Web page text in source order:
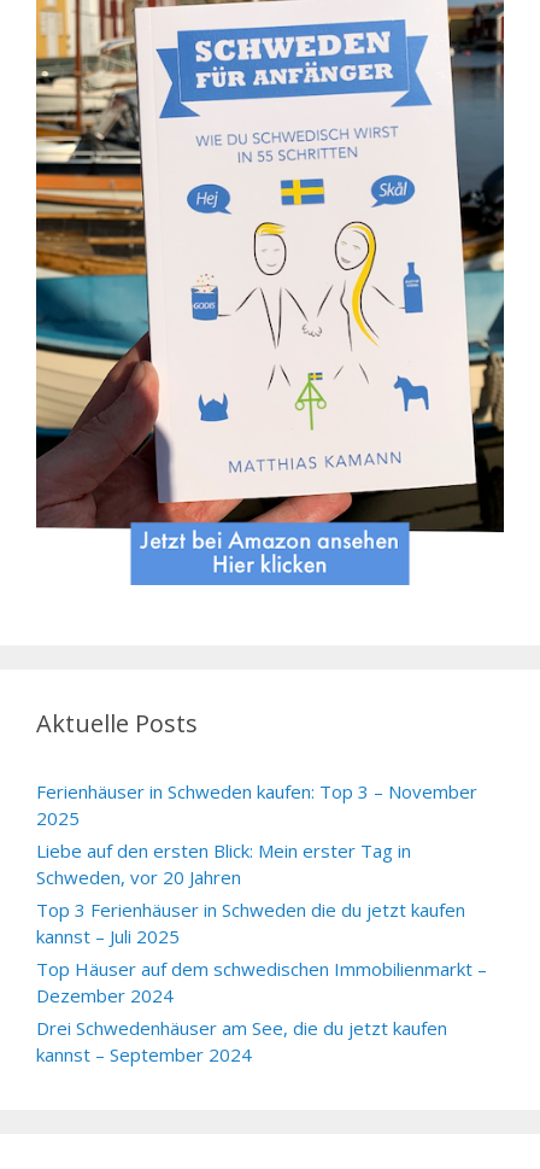
Aktuelle Posts
Ferienhäuser in Schweden kaufen: Top 3 – November
2025
Liebe auf den ersten Blick: Mein erster Tag in
Schweden, vor 20 Jahren
Top 3 Ferienhäuser in Schweden die du jetzt kaufen
kannst – Juli 2025
Top Häuser auf dem schwedischen Immobilienmarkt –
Dezember 2024
Drei Schwedenhäuser am See, die du jetzt kaufen
kannst – September 2024